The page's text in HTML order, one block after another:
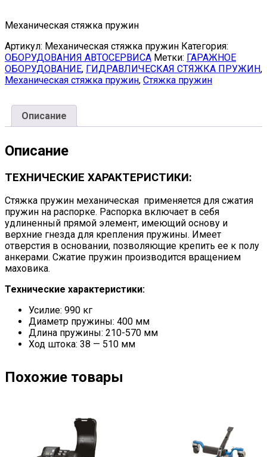
Механическая стяжка пружин
Артикул: Механическая стяжка пружин Категория:
ОБОРУДОВАНИЯ АВТОСЕРВИСА Метки: ГАРАЖНОЕ
ОБОРУДОВАНИЕ, ГИДРАВЛИЧЕСКАЯ СТЯЖКА ПРУЖИН,
Механическая стяжка пружин, Стяжка пружин
Описание
Описание
ТЕХНИЧЕСКИЕ ХАРАКТЕРИСТИКИ:
Стяжка пружин механическая применяется для сжатия
пружин на распорке. Распорка включает в себя
удлиненный прямой элемент, имеющий основу и
верхние гнезда для крепления пружины. Имеет
отверстия в основании, позволяющие крепить ее к полу
анкерами. Сжатие пружин производится вращением
маховика.
Технические характеристики:
Усилие: 990 кг
Диаметр пружины: 400 мм
Длина пружины: 210-570 мм
Ход штока: 38 — 510 мм
Похожие товары